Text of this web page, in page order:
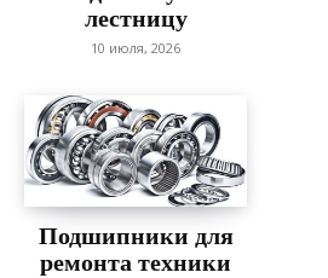
лестницу
10 июля, 2026
Подшипники для
ремонта техники